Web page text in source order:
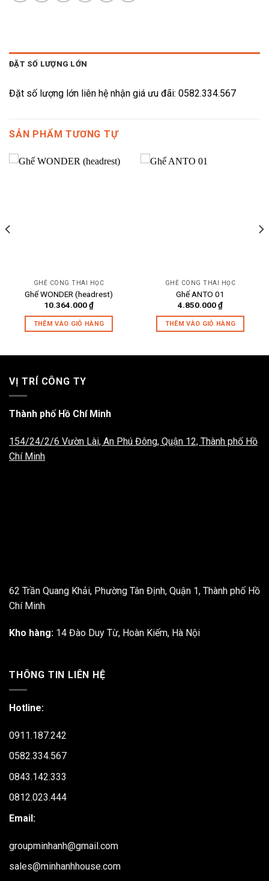
ĐẶT SỐ LƯỢNG LỚN
Đặt số lượng lớn liên hệ nhận giá ưu đãi: 0582.334.567
SẢN PHẨM TƯƠNG TỰ
GHẾ CÔNG THÁI HỌC
Ghế WONDER (headrest)
10.364.000₫
THÊM VÀO GIỎ HÀNG
GHẾ CÔNG THÁI HỌC
Ghế ANTO 01
4.850.000₫
THÊM VÀO GIỎ HÀNG
VỊ TRÍ CÔNG TY
Thành phố Hồ Chí Minh
154/24/2/6 Vườn Lài, An Phú Đông, Quận 12, Thành phố Hồ
Chí Minh
62 Trần Quang Khải, Phường Tân Định, Quận 1, Thành phố Hồ
Chí Minh
Kho hàng: 14 Đào Duy Từ, Hoàn Kiếm, Hà Nội
THÔNG TIN LIÊN HỆ
Hotline:
0911.187.242
0582.334.567
0843.142.333
0812.023.444
Email:
groupminhanh@gmail.com
sales@minhanhhouse.com